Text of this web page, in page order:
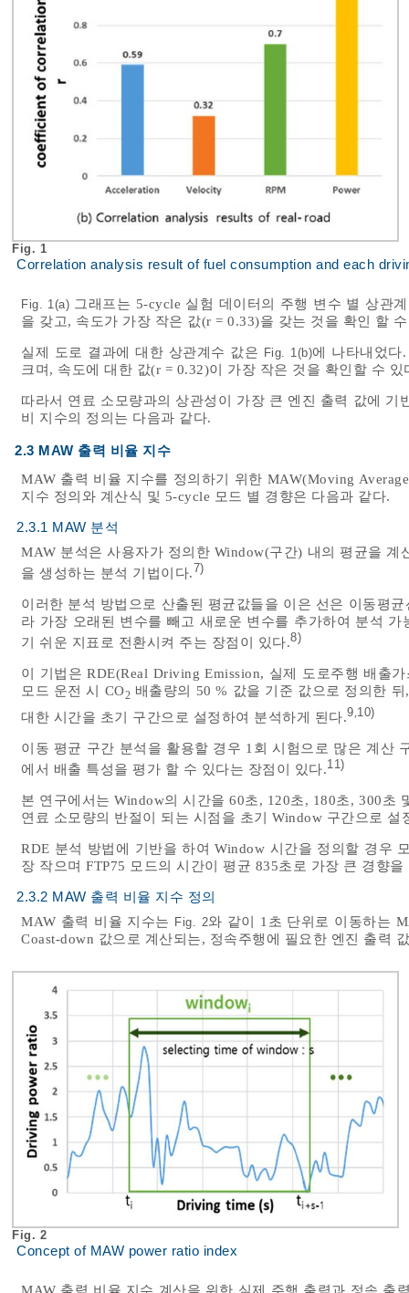
Fig. 1
Correlation analysis result of fuel consumption and each
Fig. 1(a) 그래프는 5-cycle 실험 데이터의 주행 변수 별 상관
을 갖고, 속도가 가장 작은 값(r = 0.33)을 갖는 것을 확인 할
실제 도로 결과에 대한 상관계수 값은 Fig. 1(b)에 나타내었다
크며, 속도에 대한 값(r = 0.32)이 가장 작은 것을 확인할 수 있
따라서 연료 소모량과의 상관성이 가장 큰 엔진 출력 값에
비 지수의 정의는 다음과 같다.
2.3 MAW 출력 비율 지수
MAW 출력 비율 지수를 정의하기 위한 MAW(Moving
지수 정의와 계산식 및 5-cycle 모드 별 경향은 다음과 같다.
2.3.1 MAW 분석
MAW 분석은 사용자가 정의한 Window(구간) 내의 평균을
을 생성하는 분석 기법이다.7)
이러한 분석 방법으로 산출된 평균값들을 이은 선은 이동평
라 가장 오래된 변수를 빼고 새로운 변수를 추가하여 분석
기 쉬운 지표로 전환시켜 주는 장점이 있다.8)
이 기법은 RDE(Real Driving Emission, 실제 도로주행 배출
모드 운전 시 CO2 배출량의 50 % 값을 기준 값으로 정의한
대한 시간을 초기 구간으로 설정하여 분석하게 된다.9,10)
이동 평균 구간 분석을 활용할 경우 1회 시험으로 많은 계산
에서 배출 특성을 평가 할 수 있다는 장점이 있다.11)
본 연구에서는 Window의 시간을 60초, 120초, 180초, 300초
연료 소모량의 반절이 되는 시점을 초기 Window 구간으로
RDE 분석 방법에 기반을 하여 Window 시간을 정의할 경우
장 작으며 FTP75 모드의 시간이 평균 835초로 가장 큰 경향을
2.3.2 MAW 출력 비율 지수 정의
MAW 출력 비율 지수는 Fig. 2와 같이 1초 단위로 이동하는
Coast-down 값으로 계산되는, 정속주행에 필요한 엔진 출력
Fig. 2
Concept of MAW power ratio index
MAW 출력 비율 지수 계산을 위한 실제 주행 출력과 정속 출